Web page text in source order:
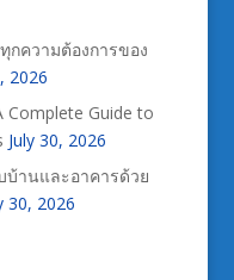
ความต้องการของ
2026
Complete Guide to
July 30, 2026
บ้านและอาคารด้วย
30, 2026